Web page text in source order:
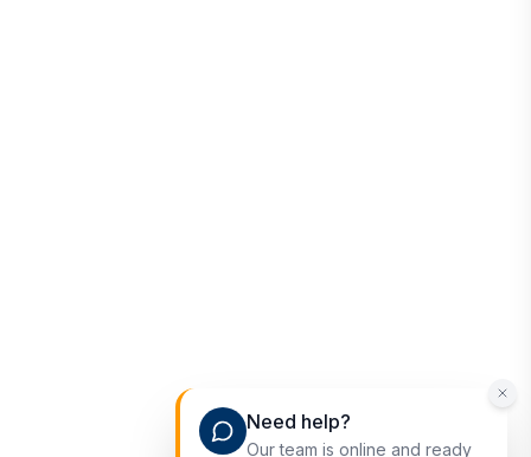
Need help?
Our team is online and ready